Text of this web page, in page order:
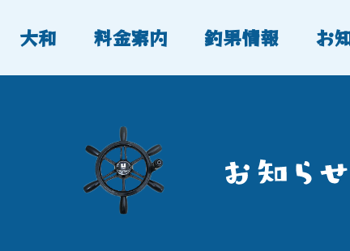
大和 料金案内 釣果情報 お